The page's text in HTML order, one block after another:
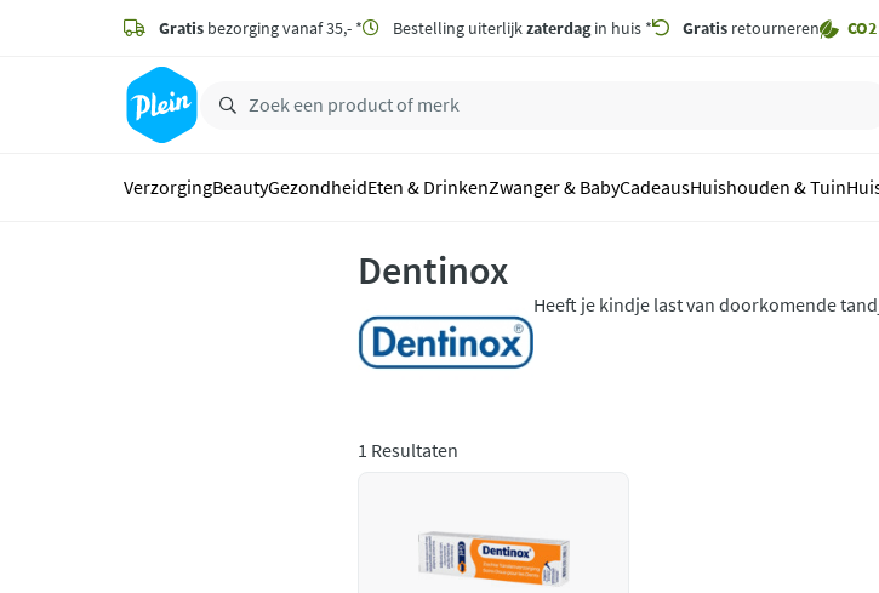
zoeken
hoofdinhoud
Gratis bezorging vanaf 35,- * Bestelling uiterlijkzaterdagin huis * Gratis retourneren
VerzorgingBeautyGezondheidEten & DrinkenZwanger & BabyCadeausHuishouden & Tuin
Dentinox
Heeft je kindje last van doorkomende
pijn bij het doorbreken van de eerste
1 Resultaten